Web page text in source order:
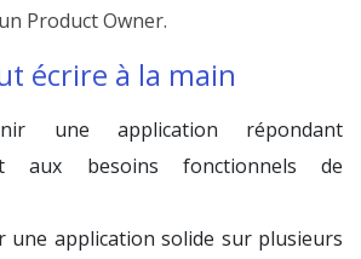
Product Owner.
écrire à la main
une application répondant
aux besoins fonctionnels de
une application solide sur plusieurs